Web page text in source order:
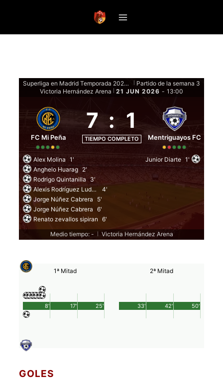
Superliga en Madrid Temporada 2026 Clausura - Fase Regular
Partido de la semana 3
Victoria Hernández Arena
21 JUN 2026 - 13:00
FC Mi Peña
7 : 1
TIEMPO COMPLETO Mentriguayos FC
Alex Molina 1'
Anghelo Huarag 2'
Rodrigo Quintanilla 3'
Alexis Rodríguez Ludeña
4'
Jorge Núñez Cabrera
5'
Jorge Núñez Cabrera 6'
Renato zevallos sipiran 6'
Junior Diarte 1'
Medio tiempo: - Victoria Hernández Arena
1ª Mitad
25'
8' 17'
2ª Mitad
50'
33' 42'
GOLES